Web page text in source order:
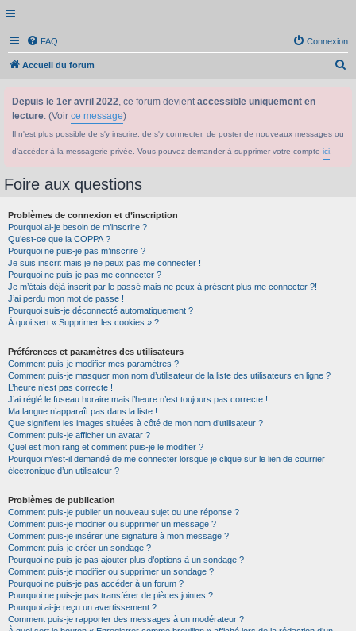
FAQ Connexion
Accueil du forum
Depuis le 1er avril 2022, ce forum devientaccessible uniquement en
lecture. (Voir ce message)
Il n'est plus possible de s'y inscrire, de s'y connecter, de poster de nouveaux messages ou
d'accéder à la messagerie privée. Vous pouvez demander à supprimer votre compte ici
Foire aux questions
Problèmes de connexion et d’inscription
Pourquoi ai-je besoin de m’inscrire ?
Qu’est-ce que la COPPA ?
Pourquoi ne puis-je pas m’inscrire ?
Je suis inscrit mais je ne peux pas me connecter !
Pourquoi ne puis-je pas me connecter ?
Je m’étais déjà inscrit par le passé mais ne peux à présent plus me connecter ?!
J’ai perdu mon mot de passe !
Pourquoi suis-je déconnecté automatiquement ?
À quoi sert « Supprimer les cookies » ?
Préférences et paramètres des utilisateurs
Comment puis-je modifier mes paramètres ?
Comment puis-je masquer mon nom d’utilisateur de la liste des utilisateurs en ligne ?
L’heure n’est pas correcte !
J’ai réglé le fuseau horaire mais l’heure n’est toujours pas correcte !
Ma langue n’apparaît pas dans la liste !
Que signifient les images situées à côté de mon nom d’utilisateur ?
Comment puis-je afficher un avatar ?
Quel est mon rang et comment puis-je le modifier ?
Pourquoi m’est-il demandé de me connecter lorsque je clique sur le lien de courrier
électronique d’un utilisateur ?
Problèmes de publication
Comment puis-je publier un nouveau sujet ou une réponse ?
Comment puis-je modifier ou supprimer un message ?
Comment puis-je insérer une signature à mon message ?
Comment puis-je créer un sondage ?
Pourquoi ne puis-je pas ajouter plus d’options à un sondage ?
Comment puis-je modifier ou supprimer un sondage ?
Pourquoi ne puis-je pas accéder à un forum ?
Pourquoi ne puis-je pas transférer de pièces jointes ?
Pourquoi ai-je reçu un avertissement ?
Comment puis-je rapporter des messages à un modérateur ?